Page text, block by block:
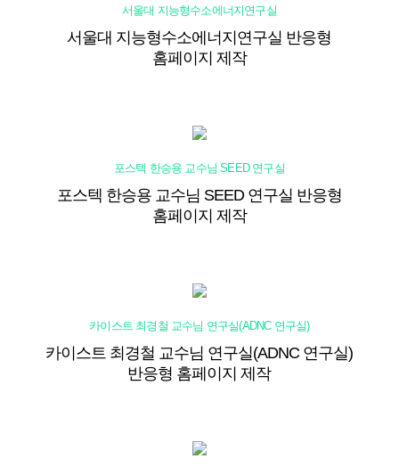
서울대 지능형수소에너지연구실
서울대 지능형수소에너지연구실 반응형
홈페이지 제작
포스텍 한승용 교수님 SEED 연구실
포스텍 한승용 교수님 SEED 연구실 반응형
홈페이지 제작
카이스트 최경철 교수님 연구실(ADNC 연구실)
카이스트 최경철 교수님 연구실(ADNC 연구실)
반응형 홈페이지 제작